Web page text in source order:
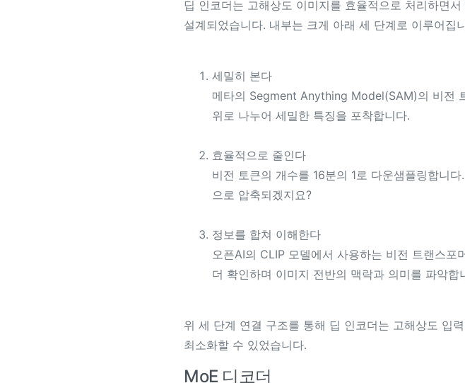
딥 인코더는 고해상도 이미지를 효율적으로 처리하면
설계되었습니다. 내부는 크게 아래 세 단계로 이루어집
세밀히 본다
메타의 Segment Anything Model(SAM)의 비전
위로 나누어 세밀한 특징을 포착합니다.
효율적으로 줄인다
비전 토큰의 개수를 16분의 1로 다운샘플링합니
으로 압축되겠지요?
정보를 합쳐 이해한다
오픈AI의 CLIP 모델에서 사용하는 비전 트랜스
더 확인하며 이미지 전반의 맥락과 의미를 파악합
위 세 단계 연결 구조를 통해 딥 인코더는 고해상도 입
최소화할 수 있었습니다.
MoE 디코더